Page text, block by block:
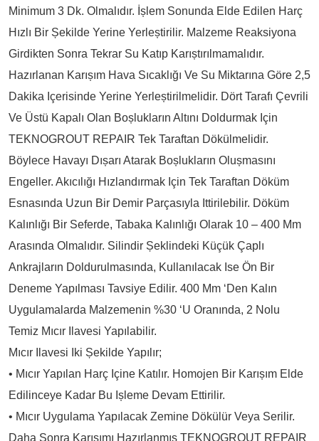
Minimum 3 Dk. Olmalıdır. İșlem Sonunda Elde Edilen Harç
Hızlı Bir Șekilde Yerine Yerleștirilir. Malzeme Reaksiyona
Girdikten Sonra Tekrar Su Katıp Karıștırılmamalıdır.
Hazırlanan Karıșım Hava Sıcaklığı Ve Su Miktarına Göre 2,5
Dakika Içerisinde Yerine Yerleștirilmelidir. Dört Tarafı Çevrili
Ve Üstü Kapalı Olan Boșlukların Altını Doldurmak Için
TEKNOGROUT REPAIR Tek Taraftan Dökülmelidir.
Böylece Havayı Dıșarı Atarak Boșlukların Olușmasını
Engeller. Akıcılığı Hızlandırmak Için Tek Taraftan Döküm
Esnasında Uzun Bir Demir Parçasıyla Ittirilebilir. Döküm
Kalınlığı Bir Seferde, Tabaka Kalınlığı Olarak 10 – 400 Mm
Arasında Olmalıdır. Silindir Șeklindeki Küçük Çaplı
Ankrajların Doldurulmasında, Kullanılacak Ise Ön Bir
Deneme Yapılması Tavsiye Edilir. 400 Mm ‘den Kalın
Uygulamalarda Malzemenin %30 ‘u Oranında, 2 Nolu
Temiz Mıcır Ilavesi Yapılabilir.
Mıcır Ilavesi Iki Șekilde Yapılır;
• Mıcır Yapılan Harç Içine Katılır. Homojen Bir Karıșım Elde
Edilinceye Kadar Bu Ișleme Devam Ettirilir.
• Mıcır Uygulama Yapılacak Zemine Dökülür Veya Serilir.
Daha Sonra Karıșımı Hazırlanmıș TEKNOGROUT REPAIR